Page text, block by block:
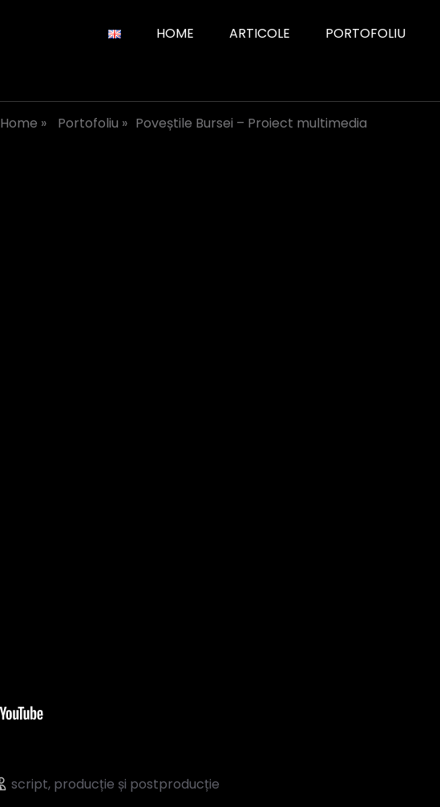
HOME ARTICOLE PORTOFOLIU
Home » Portofoliu » Poveștile Bursei – Proiect multimedia
script, producție și postproducție